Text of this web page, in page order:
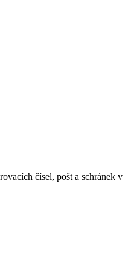
čísel, pošt a schránek v